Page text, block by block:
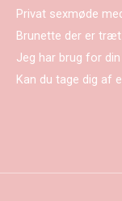
Privat sexmøde
Brunette der er
Jeg har brug for
Kan du tage dig af